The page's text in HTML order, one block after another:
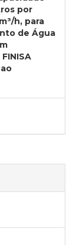
por
h, para
de Água